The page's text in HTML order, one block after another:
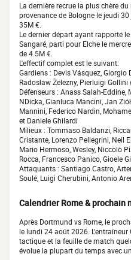
La dernière recrue la plus chère
provenance de Bologne le jeudi
35M €.
Le dernier départ ayant rapporté
Sangaré, parti pour Elche le
de 4.5M €.
L'effectif complet est le suivant:
Gardiens : Devis Vásquez, Giorgio
Radosław Żelezny, Pierluigi
Défenseurs : Anass Salah-
NDicka, Gianluca Mancini, Jan
Mannini, Federico Nardin,
et Daniele Ghilardi
Milieux : Tommaso Baldanzi,
Cristante, Lorenzo Pellegrini, Neil
Mario Hermoso, Wesley, Niccolò
Rocca, Francesco Panico, Gioele
Attaquants : Santiago Castro,
Soulé, Luigi Cherubini, Antonio
Calendrier Rome & prochain
Après Dortmund vs Rome, le
le lundi 24 août 2026.
tactique et la feuille de match
évolue la plupart du temps avec un